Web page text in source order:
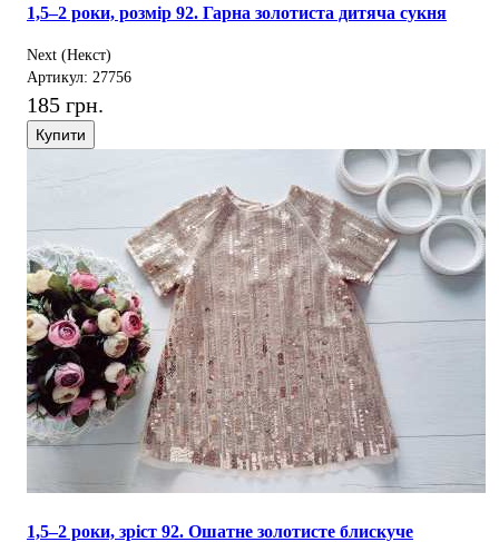
1,5–2 роки, розмір 92. Гарна золотиста дитяча сукня
Next (Некст)
Артикул: 27756
185 грн.
Купити
1,5–2 роки, зріст 92. Ошатне золотисте блискуче